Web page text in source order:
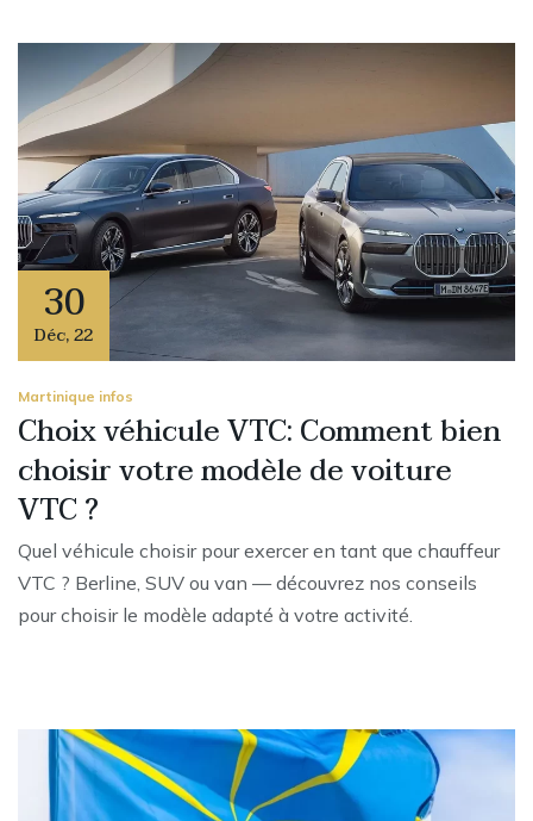
30
Déc,22
Martinique infos
Choix véhicule VTC: Comment bien
choisir votre modèle de voiture
VTC ?
Quel véhicule choisir pour exercer en tant que chauffeur
VTC ? Berline, SUV ou van — découvrez nos conseils
pour choisir le modèle adapté à votre activité.